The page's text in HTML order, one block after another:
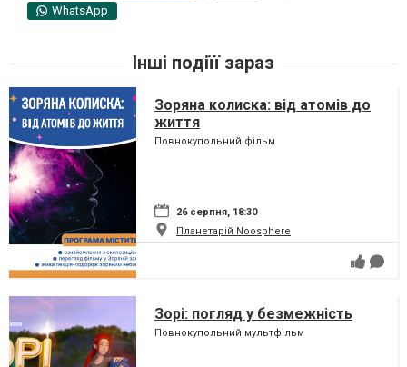
WhatsApp
Інші подіїї зараз
Зоряна колиска: від атомів до
життя
Повнокупольний фільм
26 серпня, 18:30
Планетарій Noosphere
Зорі: погляд у безмежність
Повнокупольний мультфільм